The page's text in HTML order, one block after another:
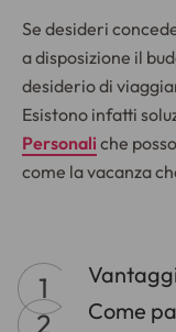
Se desideri
a disposizione il
desiderio di
Esistono infatti
Personali che
come la vacanza
Come